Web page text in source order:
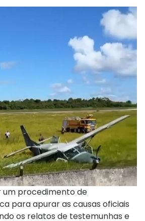
um procedimento de
para apurar as causas oficiais
os relatos de testemunhas e